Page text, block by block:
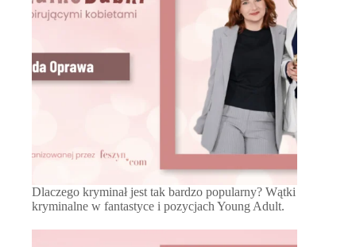
Dlaczego kryminał jest tak bardzo popularny? Wątki
kryminalne w fantastyce i pozycjach Young Adult.